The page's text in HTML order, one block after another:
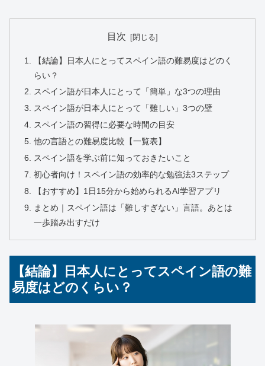
目次
【結論】日本人にとってスペイン語の難易度はどのく
らい？
スペイン語が日本人にとって「簡単」な3つの理由
スペイン語が日本人にとって「難しい」3つの壁
スペイン語の習得に必要な時間の目安
他の言語との難易度比較【一覧表】
スペイン語を学ぶ前に知っておきたいこと
初心者向け！スペイン語の効率的な勉強法3ステップ
【おすすめ】1日15分から始められるAI学習アプリ
まとめ｜スペイン語は「難しすぎない」言語。あとは
一歩踏み出すだけ
【結論】日本人にとってスペイン語の難
易度はどのくらい？